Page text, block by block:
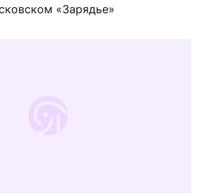
«Зарядье»